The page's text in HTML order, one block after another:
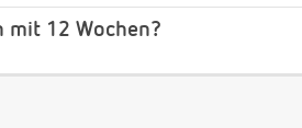
mit 12 Wochen?